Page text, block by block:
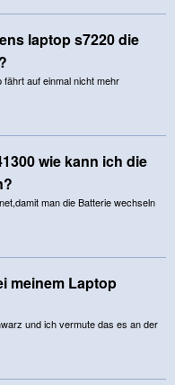
laptop s7220 die
fährt auf einmal nicht mehr
wie kann ich die
man die Batterie wechseln
meinem Laptop
und ich vermute das es an der